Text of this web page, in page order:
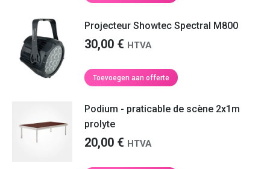
Projecteur Showtec Spectral M800
30,00 € HTVA
Toevoegen aan offerte
Podium - praticable de scène 2x1m
prolyte
20,00 € HTVA